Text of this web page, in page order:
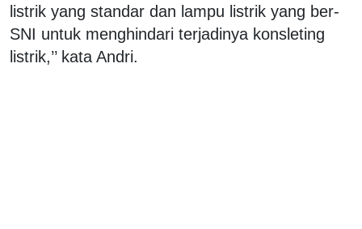
listrik yang standar dan lampu listrik yang ber-
SNI untuk menghindari terjadinya konsleting
listrik,’’ kata Andri.